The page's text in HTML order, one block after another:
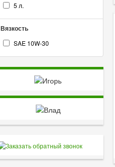
5 л.
Вязкость
SAE 10W-30